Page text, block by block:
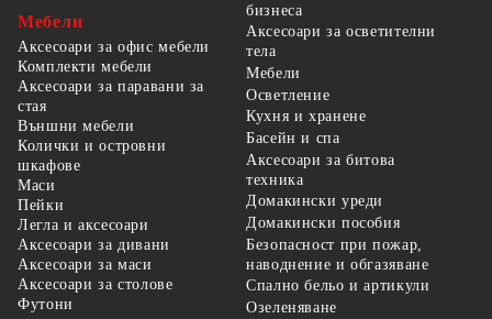
Мебели
Аксесоари за офис мебели
Комплекти мебели
Аксесоари за паравани за
стая
Външни мебели
Колички и островни
шкафове
Маси
Пейки
Легла и аксесоари
Аксесоари за дивани
Аксесоари за маси
Аксесоари за столове
Футони
бизнеса
Аксесоари за осветителни
тела
Мебели
Осветление
Кухня и хранене
Басейн и спа
Аксесоари за битова
техника
Домакински уреди
Домакински пособия
Безопасност при пожар,
наводнение и обгазяване
Спално бельо и артикули
Озеленяване